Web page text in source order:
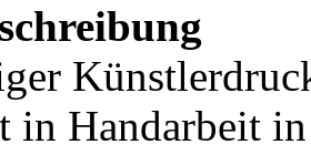
in Handarbeit